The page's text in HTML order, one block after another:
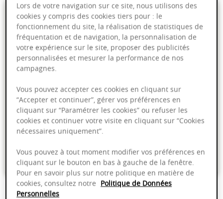
18,95 €
75cl- soit25,27 €/ L
Ajouter au panier
Livraison offerte dans nos points de vente
Paiement sécurisé
Lors de votre navigation sur ce site, nous utilisons des
cookies y compris des cookies tiers pour : le
fonctionnement du site, la réalisation de statistiques de
fréquentation et de navigation, la personnalisation de
votre expérience sur le site, proposer des publicités
personnalisées et mesurer la performance de nos
campagnes.
Vous pouvez accepter ces cookies en cliquant sur
“Accepter et continuer”, gérer vos préférences en
cliquant sur “Paramétrer les cookies” ou refuser les
cookies et continuer votre visite en cliquant sur “Cookies
nécessaires uniquement”.
Vous pouvez à tout moment modifier vos préférences en
cliquant sur le bouton en bas à gauche de la fenêtre.
Pour en savoir plus sur notre politique en matière de
cookies, consultez notre Politique de Données
Personnelles